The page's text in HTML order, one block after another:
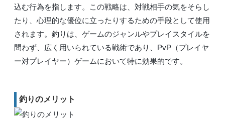
込む行為を指します。この戦略は、対戦相手の気をそらし
たり、心理的な優位に立ったりするための手段として使用
されます。釣りは、ゲームのジャンルやプレイスタイルを
問わず、広く用いられている戦術であり、PvP（プレイヤ
ー対プレイヤー）ゲームにおいて特に効果的です。
釣りのメリット